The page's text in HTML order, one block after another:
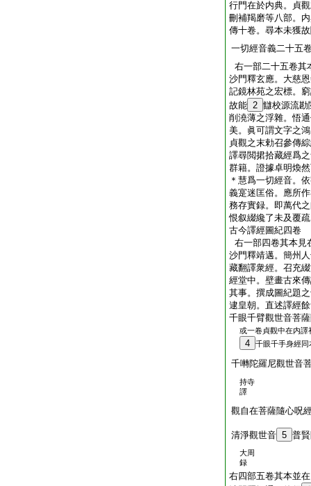
行門在於内典。貞
刪補羯磨等八部。
傳十卷。尋本未獲
一切經音義二十五
右一部二十五卷其
沙門釋玄應。大慈
記鏡林苑之宏標。
故能 2 讎校源流勘
削澆薄之浮雜。悟
美。眞可謂文字之
貞觀之末勅召參傳
譯尋閲捃拾藏經爲
群籍。證據卓明煥
＊慧爲一切經音。
義寔迷匡俗。應所
務存實録。即萬代
恨叙綴纔了未及覆
古今譯經圖紀四卷
右一部四卷其本見
沙門釋靖邁。簡州
藏翻譯衆經。召充
經堂中。壁畫古來
其事。撰成圖紀題
逮皇朝。直述譯經
千眼千臂觀世音菩
或一卷貞觀中在内譯
4 千眼千手身經
千囀陀羅尼觀世音
持寺
譯
觀自在菩薩隨心呪
清淨觀世音 5 普
大周
録
右四部五卷其本並在